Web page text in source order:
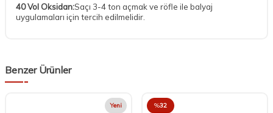
40 Vol Oksidan:Saçı 3-4 ton açmak ve röfle ile balyaj
uygulamaları için tercih edilmelidir.
Benzer Ürünler
Yeni %32